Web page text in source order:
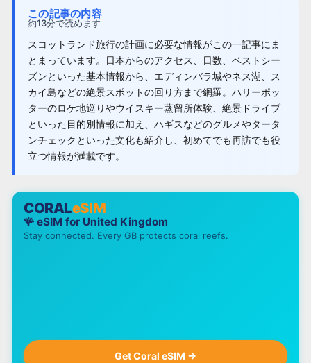
この記事の内容
約13分で読めます
スコットランド旅行の計画に必要な情報がこの一記事にま
とまっています。日本からのアクセス、日数、ベストシー
ズンといった基本情報から、エディンバラ城やネス湖、ス
カイ島などの絶景スポットの回り方まで網羅。ハリーポッ
ターのロケ地巡りやウイスキー蒸留所体験、絶景ドライブ
といった目的別情報に加え、ハギスなどのグルメやタータ
ンチェックといった文化も紹介し、初めてでも再訪でも役
立つ情報が満載です。
CORALeSIM
🪸 eSIM for United Kingdom
Stay connected. Every GB protects coral reefs.
Get Coral eSIM →